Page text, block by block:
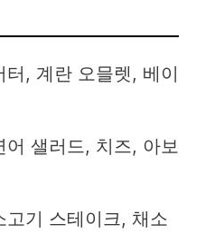
터, 계란 오믈렛, 베이
어 샐러드, 치즈, 아보
고기 스테이크, 채소